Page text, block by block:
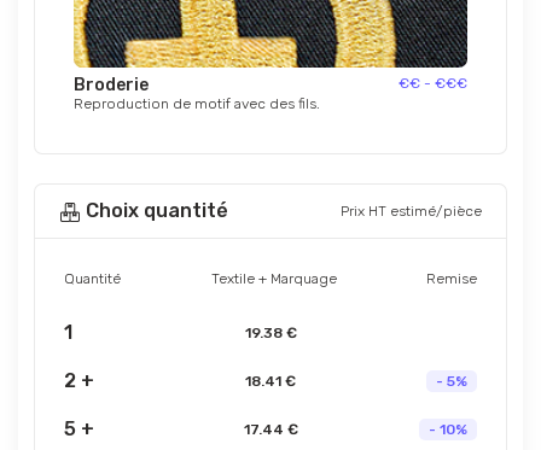
Broderie
€€ - €€€
Reproduction de motif avec des fils.
Choix quantité Prix HT estimé/pièce
Quantité Textile + Marquage Remise
1 19.38 €
2 + 18.41 € - 5%
5 + 17.44 € - 10%